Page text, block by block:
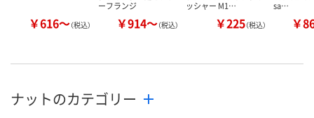
￥616～（税込）
ーフランジ
￥914～（税込）
ッシャー M1…
￥225（税込）
sa…
￥
ナットのカテゴリー